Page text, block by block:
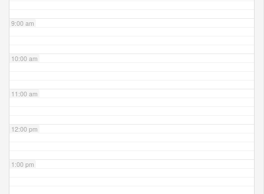
9:00 am
10:00 am
11:00 am
12:00 pm
1:00 pm